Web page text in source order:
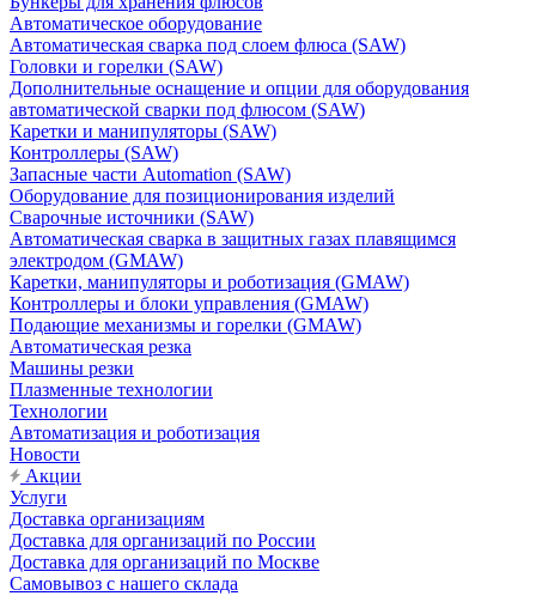
Автоматическое оборудование
Автоматическая сварка под слоем флюса (SAW)
Головки и горелки (SAW)
Дополнительные оснащение и опции для оборудования
автоматической сварки под флюсом (SAW)
Каретки и манипуляторы (SAW)
Контроллеры (SAW)
Запасные части Automation (SAW)
Оборудование для позиционирования изделий
Сварочные источники (SAW)
Автоматическая сварка в защитных газах плавящимся
электродом (GMAW)
Каретки, манипуляторы и роботизация (GMAW)
Контроллеры и блоки управления (GMAW)
Подающие механизмы и горелки (GMAW)
Автоматическая резка
Машины резки
Плазменные технологии
Технологии
Автоматизация и роботизация
Новости
Акции
Услуги
Доставка организациям
Доставка для организаций по России
Доставка для организаций по Москве
Самовывоз с нашего склада